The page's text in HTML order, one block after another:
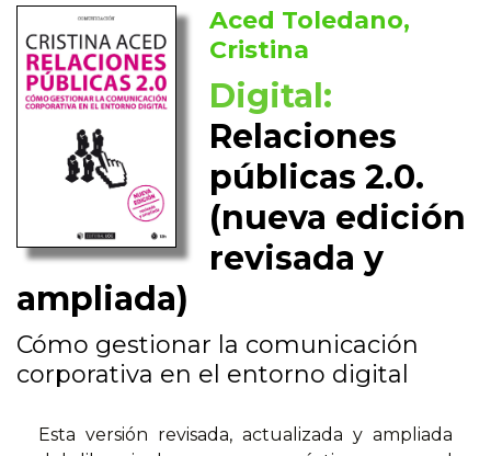
Aced Toledano,
Cristina
Digital:
Relaciones
públicas 2.0.
(nueva edición
revisada y
ampliada)
Cómo gestionar la comunicación
corporativa en el entorno digital
Esta versión revisada, actualizada y ampliada